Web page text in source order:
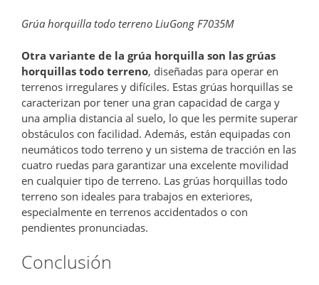
Grúa horquilla todo terreno LiuGong F7035M
Otra variante de la grúa horquilla son las grúas
horquillas todo terreno, diseñadas para operar en
terrenos irregulares y difíciles. Estas grúas horquillas se
caracterizan por tener una gran capacidad de carga y
una amplia distancia al suelo, lo que les permite superar
obstáculos con facilidad. Además, están equipadas con
neumáticos todo terreno y un sistema de tracción en las
cuatro ruedas para garantizar una excelente movilidad
en cualquier tipo de terreno. Las grúas horquillas todo
terreno son ideales para trabajos en exteriores,
especialmente en terrenos accidentados o con
pendientes pronunciadas.
Conclusión